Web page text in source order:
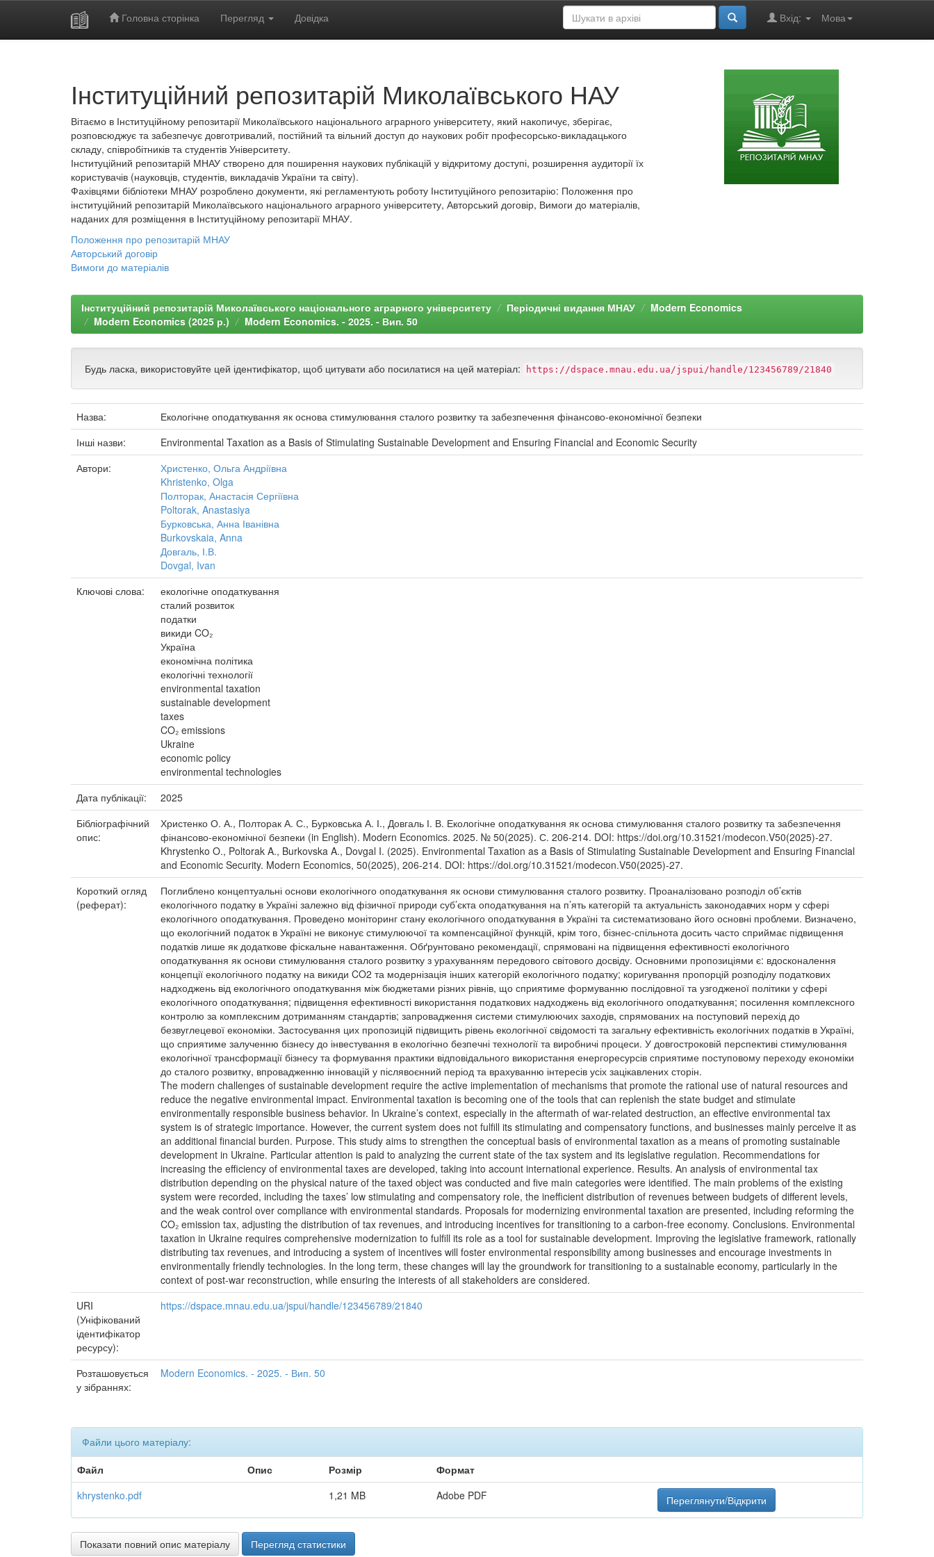
Головна сторінка Перегляд Довідка Мова
Вхід:
Інституційний репозитарій Миколаївського НАУ
Вітаємо в Інституційному репозитарії Миколаївського національного аграрного університету, який накопичує, зберігає,
розповсюджує та забезпечує довготривалий, постійний та вільний доступ до наукових робіт професорсько-викладацького
складу, співробітників та студентів Університету.
Інституційний репозитарій МНАУ створено для поширення наукових публікацій у відкритому доступі, розширення аудиторії їх
користувачів (науковців, студентів, викладачів України та світу).
Фахівцями бібліотеки МНАУ розроблено документи, які регламентують роботу Інституційного репозитарію: Положення про
інституційний репозитарій Миколаївського національного аграрного університету, Авторський договір, Вимоги до матеріалів,
наданих для розміщення в Інституційному репозитарії МНАУ.
Положення про репозитарій МНАУ
Авторський договір
Вимоги до матеріалів
Інституційний репозитарій Миколаївського національного аграрного університету Періодичні видання МНАУ
Modern Economics
Modern Economics (2025 р.)
Modern Economics. - 2025. - Вип. 50
Будь ласка, використовуйте цей ідентифікатор, щоб цитувати або посилатися на цей матеріал: https://dspace.mnau.edu.ua/jspui/handle/123456789/21840
Назва:
Екологічне оподаткування як основа стимулювання сталого розвитку та забезпечення фінансово-економічної безпеки
Інші назви:
Environmental Taxation as a Basis of Stimulating Sustainable Development and Ensuring Financial and Economic Security
Автори:
Христенко, Ольга Андріївна
Khristenko, Olga
Полторак, Анастасія Сергіївна
Poltorak, Anastasiya
Бурковська, Анна Іванівна
Burkovskaia, Anna
Довгаль, І.В.
Dovgal, Ivan
Ключові слова:
екологічне оподаткування
сталий розвиток
податки
викиди CO₂
Україна
економічна політика
екологічні технології
environmental taxation
sustainable development
taxes
CO₂ emissions
Ukraine
economic policy
environmental technologies
Дата публікації:
2025
Бібліографічний
опис:
Христенко О. А., Полторак А. С., Бурковська А. І., Довгаль І. В. Екологічне оподаткування як основа стимулювання сталого розвитку та забезпечення
фінансово-економічної безпеки (in English). Modern Economics. 2025. № 50(2025). С. 206-214. DOI: https://doi.org/10.31521/modecon.V50(2025)-27.
Khrystenko O., Poltorak A., Burkovska A., Dovgal I. (2025). Environmental Taxation as a Basis of Stimulating Sustainable Development and Ensuring Financial
and Economic Security. Modern Economics, 50(2025), 206-214. DOI: https://doi.org/10.31521/modecon.V50(2025)-27.
Короткий огляд
(реферат):
Поглиблено концептуальні основи екологічного оподаткування як основи стимулювання сталого розвитку. Проаналізовано розподіл об’єктів
екологічного податку в Україні залежно від фізичної природи суб’єкта оподаткування на п’ять категорій та актуальність законодавчих норм у сфері
екологічного оподаткування. Проведено моніторинг стану екологічного оподаткування в Україні та систематизовано його основні проблеми. Визначено,
що екологічний податок в Україні не виконує стимулюючої та компенсаційної функцій, крім того, бізнес-спільнота досить часто сприймає підвищення
податків лише як додаткове фіскальне навантаження. Обґрунтовано рекомендації, спрямовані на підвищення ефективності екологічного
оподаткування як основи стимулювання сталого розвитку з урахуванням передового світового досвіду. Основними пропозиціями є: вдосконалення
концепції екологічного податку на викиди CO2 та модернізація інших категорій екологічного податку; коригування пропорцій розподілу податкових
надходжень від екологічного оподаткування між бюджетами різних рівнів, що сприятиме формуванню послідовної та узгодженої політики у сфері
екологічного оподаткування; підвищення ефективності використання податкових надходжень від екологічного оподаткування; посилення комплексного
контролю за комплексним дотриманням стандартів; запровадження системи стимулюючих заходів, спрямованих на поступовий перехід до
безвуглецевої економіки. Застосування цих пропозицій підвищить рівень екологічної свідомості та загальну ефективність екологічних податків в Україні,
що сприятиме залученню бізнесу до інвестування в екологічно безпечні технології та виробничі процеси. У довгостроковій перспективі стимулювання
екологічної трансформації бізнесу та формування практики відповідального використання енергоресурсів сприятиме поступовому переходу економіки
до сталого розвитку, впровадженню інновацій у післявоєнний період та врахуванню інтересів усіх зацікавлених сторін.
The modern challenges of sustainable development require the active implementation of mechanisms that promote the rational use of natural resources and
reduce the negative environmental impact. Environmental taxation is becoming one of the tools that can replenish the state budget and stimulate
environmentally responsible business behavior. In Ukraine’s context, especially in the aftermath of war-related destruction, an effective environmental tax
system is of strategic importance. However, the current system does not fulfill its stimulating and compensatory functions, and businesses mainly perceive it as
an additional financial burden. Purpose. This study aims to strengthen the conceptual basis of environmental taxation as a means of promoting sustainable
development in Ukraine. Particular attention is paid to analyzing the current state of the tax system and its legislative regulation. Recommendations for
increasing the efficiency of environmental taxes are developed, taking into account international experience. Results. An analysis of environmental tax
distribution depending on the physical nature of the taxed object was conducted and five main categories were identified. The main problems of the existing
system were recorded, including the taxes’ low stimulating and compensatory role, the inefficient distribution of revenues between budgets of different levels,
and the weak control over compliance with environmental standards. Proposals for modernizing environmental taxation are presented, including reforming the
CO₂ emission tax, adjusting the distribution of tax revenues, and introducing incentives for transitioning to a carbon-free economy. Conclusions. Environmental
taxation in Ukraine requires comprehensive modernization to fulfill its role as a tool for sustainable development. Improving the legislative framework, rationally
distributing tax revenues, and introducing a system of incentives will foster environmental responsibility among businesses and encourage investments in
environmentally friendly technologies. In the long term, these changes will lay the groundwork for transitioning to a sustainable economy, particularly in the
context of post-war reconstruction, while ensuring the interests of all stakeholders are considered.
URI
(Уніфікований
ідентифікатор
ресурсу):
https://dspace.mnau.edu.ua/jspui/handle/123456789/21840
Розташовується
у зібраннях:
Modern Economics. - 2025. - Вип. 50
Файли цього матеріалу:
Файл
Опис Розмір
Формат
khrystenko.pdf
1,21 MB Adobe PDF Переглянути/Відкрити
Показати повний опис матеріалу Перегляд статистики